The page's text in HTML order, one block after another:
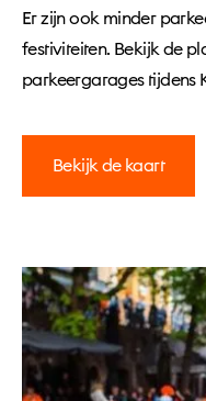
Er zijn ook minder
festiviteiten. Bekijk de
parkeergarages tijdens
Bekijk de kaart